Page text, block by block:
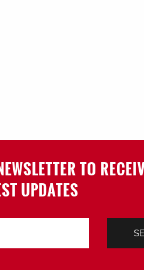
TO
UPDATES